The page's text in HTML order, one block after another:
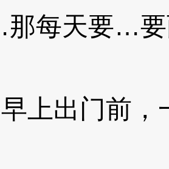
天要…要
出门前，